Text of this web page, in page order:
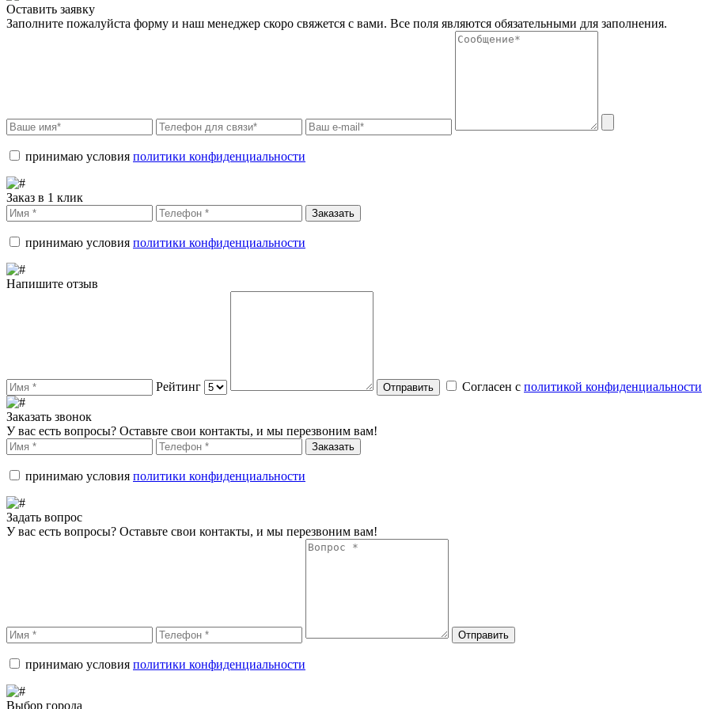
Оставить заявку
Заполните пожалуйста форму и наш менеджер скоро свяжется с вами. Все поля являются обязательными для заполнения.
принимаю условия политики конфиденциальности
Заказ в 1 клик
Заказать
принимаю условия политики конфиденциальности
Напишите отзыв
Рейтинг Отправить Согласен с политикой конфиденциальности
Заказать звонок
У вас есть вопросы? Оставьте свои контакты, и мы перезвоним вам!
Заказать
принимаю условия политики конфиденциальности
Задать вопрос
У вас есть вопросы? Оставьте свои контакты, и мы перезвоним вам!
Отправить
принимаю условия политики конфиденциальности
Выбор города